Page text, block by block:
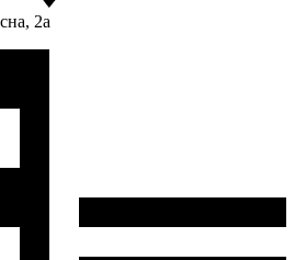
2а